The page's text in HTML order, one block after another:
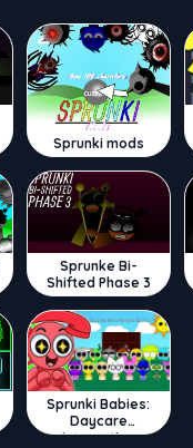
Sprunki mods
Sprunke Bi-
Shifted Phase 3
Sprunki Babies:
Daycare
Interactive